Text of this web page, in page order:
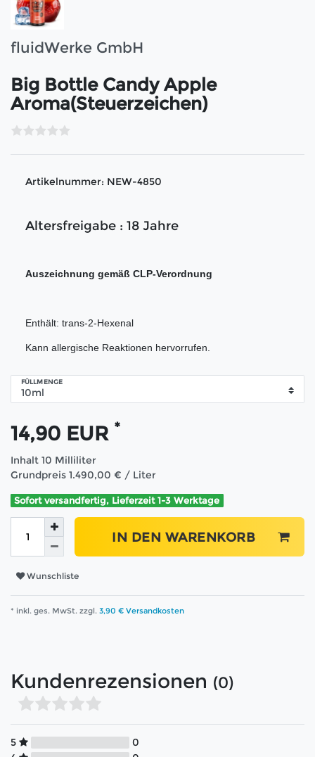
fluidWerke GmbH
Big Bottle Candy Apple
Aroma(Steuerzeichen)
Artikelnummer: NEW-4850
Altersfreigabe : 18 Jahre
Auszeichnung gemäß CLP-Verordnung
Enthält: trans-2-Hexenal
Kann allergische Reaktionen hervorrufen.
FÜLLMENGE
14,90 EUR *
Inhalt 10 Milliliter
Grundpreis 1.490,00 € / Liter
Sofort versandfertig, Lieferzeit 1-3 Werktage
IN DEN WARENKORB
Wunschliste
* inkl. ges. MwSt. zzgl. 3,90 € Versandkosten
Kundenrezensionen (0)
5
0